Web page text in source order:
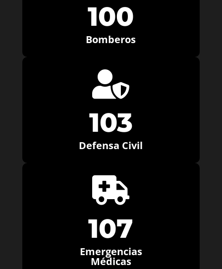
100
Bomberos

103
Defensa Civil

107
Emergencias
Médicas